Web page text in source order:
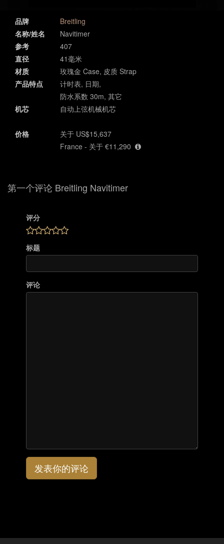
品牌
Breitling
名称/姓名
Navitimer
参考
407
直径
41毫米
材质
玫瑰金 Case, 皮质 Strap
产品特点
计时表, 日期,
防水系数 30m, 其它
机芯
自动上弦机械机芯
价格
关于 US$15,637
France - 关于 €11,290
第一个评论 Breitling Navitimer
评分
标题
评论
发表你的评论